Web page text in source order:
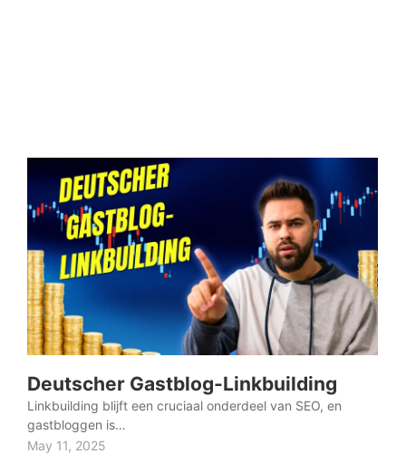
Deutscher Gastblog-Linkbuilding
Linkbuilding blijft een cruciaal onderdeel van SEO, en
gastbloggen is…
May 11, 2025